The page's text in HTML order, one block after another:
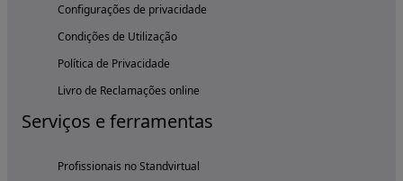
Configurações de privacidade
Condições de Utilização
Política de Privacidade
Livro de Reclamações online
Serviços e ferramentas
Profissionais no Standvirtual